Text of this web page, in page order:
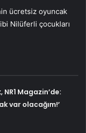
ücretsiz oyuncak
Nilüferli çocukları
Magazin’de:
var olacağım!’